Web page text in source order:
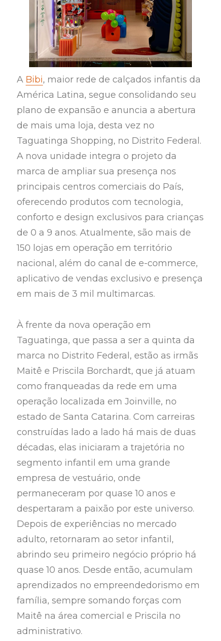
A Bibi, maior rede de calçados infantis da
América Latina, segue consolidando seu
plano de expansão e anuncia a abertura
de mais uma loja, desta vez no
Taguatinga Shopping, no Distrito Federal.
A nova unidade integra o projeto da
marca de ampliar sua presença nos
principais centros comerciais do País,
oferecendo produtos com tecnologia,
conforto e design exclusivos para crianças
de 0 a 9 anos. Atualmente, são mais de
150 lojas em operação em território
nacional, além do canal de e-commerce,
aplicativo de vendas exclusivo e presença
em mais de 3 mil multimarcas.
À frente da nova operação em
Taguatinga, que passa a ser a quinta da
marca no Distrito Federal, estão as irmãs
Maitê e Priscila Borchardt, que já atuam
como franqueadas da rede em uma
operação localizada em Joinville, no
estado de Santa Catarina. Com carreiras
construídas lado a lado há mais de duas
décadas, elas iniciaram a trajetória no
segmento infantil em uma grande
empresa de vestuário, onde
permaneceram por quase 10 anos e
despertaram a paixão por este universo.
Depois de experiências no mercado
adulto, retornaram ao setor infantil,
abrindo seu primeiro negócio próprio há
quase 10 anos. Desde então, acumulam
aprendizados no empreendedorismo em
família, sempre somando forças com
Maitê na área comercial e Priscila no
administrativo.